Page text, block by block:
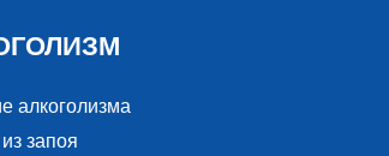
алкоголизма
запоя